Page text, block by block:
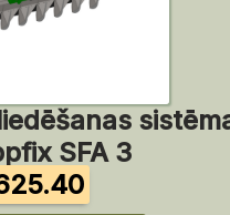
SFA 3